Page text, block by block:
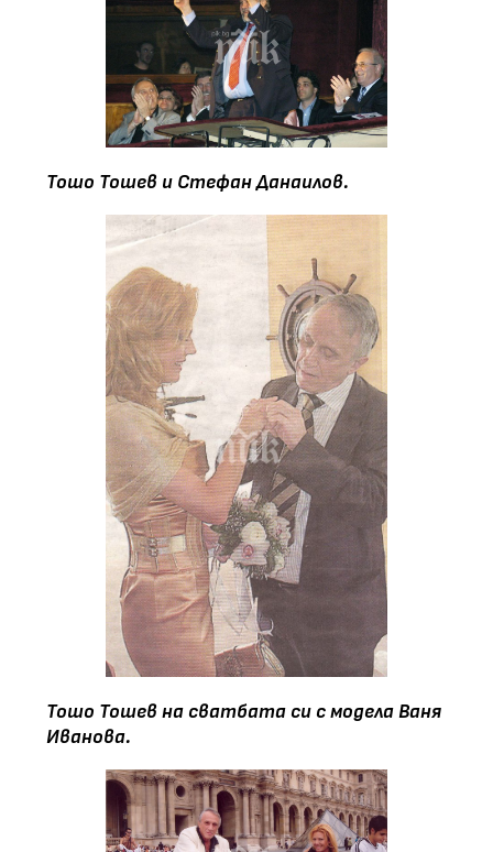
Тошо Тошев и Стефан Данаилов.
Тошо Тошев на сватбата си с модела Ваня
Иванова.